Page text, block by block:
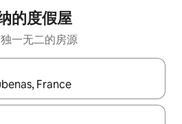
的度假屋
一无二的房源
下方向键查看，或通过点击或滑动手势